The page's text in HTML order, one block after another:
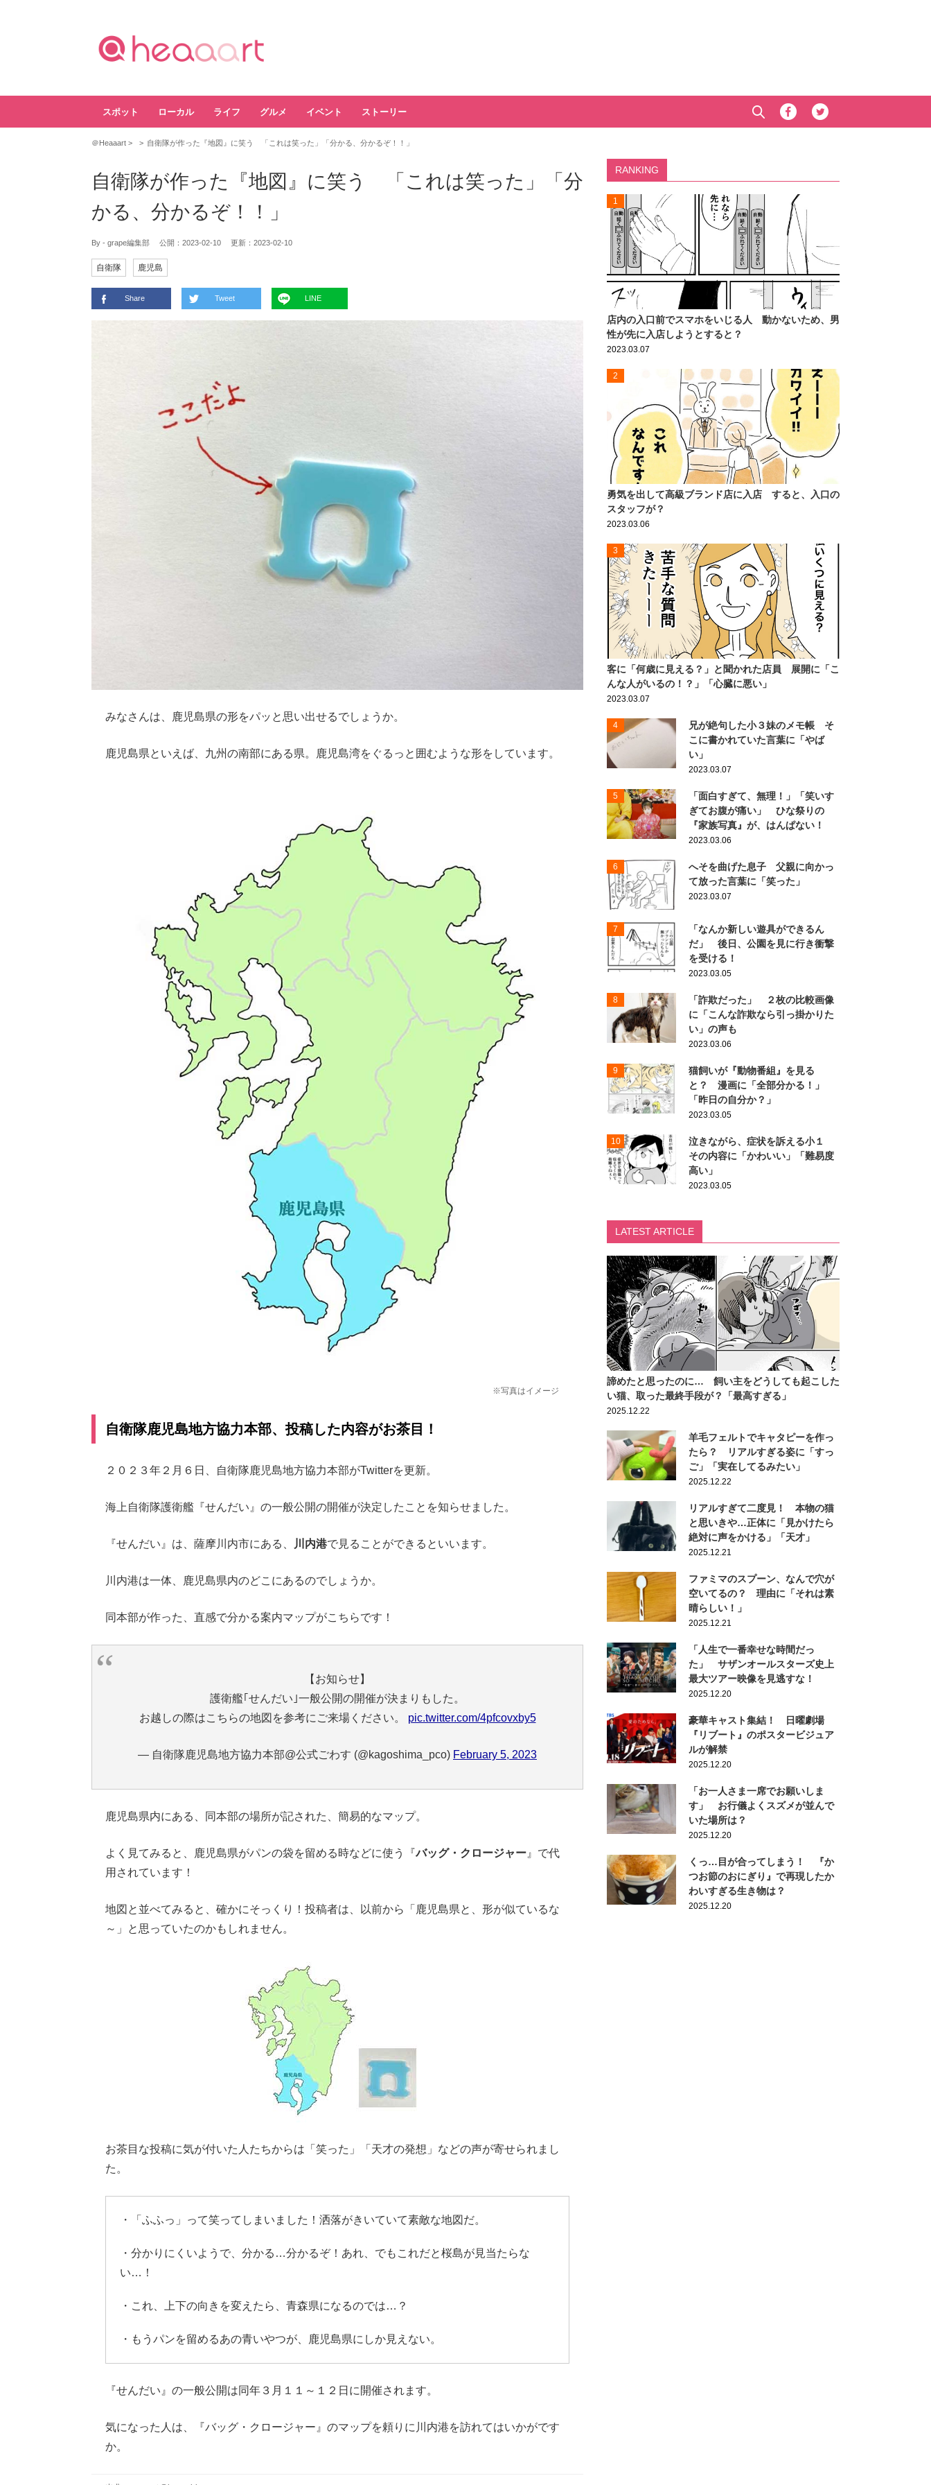
スポット ローカル ライフ グルメ イベント ストーリー
＠Heaaart 自衛隊が作った『地図』に笑う 「これは笑った」「分かる、分かるぞ！！」
自衛隊が作った『地図』に笑う 「これは笑った」「分
かる、分かるぞ！！」
By - grape編集部 公開： 2023-02-10 更新： 2023-02-10
自衛隊 鹿児島
Share Tweet LINE
みなさんは、鹿児島県の形をパッと思い出せるでしょうか。
鹿児島県といえば、九州の南部にある県。鹿児島湾をぐるっと囲むような形をしています。
※写真はイメージ
自衛隊鹿児島地方協力本部、投稿した内容がお茶目！
２０２３年２月６日、自衛隊鹿児島地方協力本部がTwitterを更新。
海上自衛隊護衛艦『せんだい』の一般公開の開催が決定したことを知らせました。
『せんだい』は、薩摩川内市にある、 川内港で見ることができるといいます。
川内港は一体、鹿児島県内のどこにあるのでしょうか。
同本部が作った、直感で分かる案内マップがこちらです！
【お知らせ】
護衛艦｢せんだい｣一般公開の開催が決まりもした。
お越しの際はこちらの地図を参考にご来場ください。 pic.twitter.com/4pfcovxby5
— 自衛隊鹿児島地方協力本部@公式ごわす (@kagoshima_pco) February 5, 2023
鹿児島県内にある、同本部の場所が記された、簡易的なマップ。
よく見てみると、鹿児島県がパンの袋を留める時などに使う『バッグ・クロージャー 』で代
用されています！
地図と並べてみると、確かにそっくり！投稿者は、以前から「鹿児島県と、形が似ているな
～」と思っていたのかもしれません。
お茶目な投稿に気が付いた人たちからは「笑った」「天才の発想」などの声が寄せられまし
た。
・「ふふっ」って笑ってしまいました！洒落がきいていて素敵な地図だ。
・分かりにくいようで、分かる…分かるぞ！あれ、でもこれだと桜島が見当たらな
い…！
・これ、上下の向きを変えたら、青森県になるのでは…？
・もうパンを留めるあの青いやつが、鹿児島県にしか見えない。
『せんだい』の一般公開は同年３月１１～１２日に開催されます。
気になった人は、『バッグ・クロージャー』のマップを頼りに川内港を訪れてはいかがです
か。
RANKING
1
店内の入口前でスマホをいじる人 動かないため、男
性が先に入店しようとすると？
2023.03.07
2
勇気を出して高級ブランド店に入店 すると、入口の
スタッフが？
2023.03.06
3
客に「何歳に見える？」と聞かれた店員 展開に「こ
んな人がいるの！？」「心臓に悪い」
2023.03.07
4
兄が絶句した小３妹のメモ帳 そ
こに書かれていた言葉に「やば
い」
2023.03.07
5
「面白すぎて、無理！」「笑いす
ぎてお腹が痛い」 ひな祭りの
『家族写真』が、はんぱない！
2023.03.06
6
へそを曲げた息子 父親に向かっ
て放った言葉に「笑った」
2023.03.07
7
「なんか新しい遊具ができるん
だ」 後日、公園を見に行き衝撃
を受ける！
2023.03.05
8
「詐欺だった」 ２枚の比較画像
に「こんな詐欺なら引っ掛かりた
い」の声も
2023.03.06
9
猫飼いが『動物番組』を見る
と？ 漫画に「全部分かる！」
「昨日の自分か？」
2023.03.05
10
泣きながら、症状を訴える小１
その内容に「かわいい」「難易度
高い」
2023.03.05
LATEST ARTICLE
諦めたと思ったのに… 飼い主をどうしても起こした
い猫、取った最終手段が？「最高すぎる」
2025.12.22
羊毛フェルトでキャタピーを作っ
たら？ リアルすぎる姿に「すっ
ご」「実在してるみたい」
2025.12.22
リアルすぎて二度見！ 本物の猫
と思いきや…正体に「見かけたら
絶対に声をかける」「天才」
2025.12.21
ファミマのスプーン、なんで穴が
空いてるの？ 理由に「それは素
晴らしい！」
2025.12.21
「人生で一番幸せな時間だっ
た」 サザンオールスターズ史上
最大ツアー映像を見逃すな！
2025.12.20
豪華キャスト集結！ 日曜劇場
『リブート』のポスタービジュア
ルが解禁
2025.12.20
「お一人さま一席でお願いしま
す」 お行儀よくスズメが並んで
いた場所は？
2025.12.20
くっ…目が合ってしまう！ 『か
つお節のおにぎり』で再現したか
わいすぎる生き物は？
2025.12.20